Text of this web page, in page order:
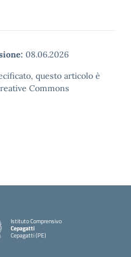
08.06.2026
questo articolo è
Commons
Istituto Comprensivo
Cepagatti
Cepagatti (PE)
— Visita la pagina iniziale della scuola